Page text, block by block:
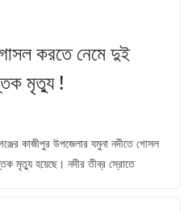
করতে নেমে দুই
মৃত্যু !
কাজীপুর উপজেলার যমুনা নদীতে গোসল
মৃত্যু হয়েছে। নদীর তীব্র স্রোতে